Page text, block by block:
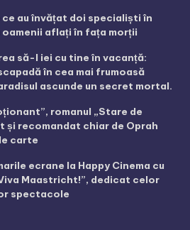
au învățat doi specialiști în
oamenii aflați în fața morții
să-l iei cu tine în vacanță:
în cea mai frumoasă
ascunde un secret mortal.
romanul „Stare de
recomandat chiar de Oprah
carte
ecrane la Happy Cinema cu
Maastricht!”, dedicat celor
spectacole